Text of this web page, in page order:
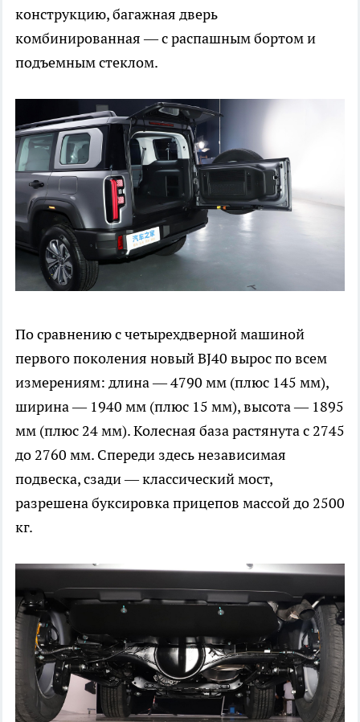
конструкцию, багажная дверь
комбинированная — с распашным бортом и
подъемным стеклом.
По сравнению с четырехдверной машиной
первого поколения новый BJ40 вырос по всем
измерениям: длина — 4790 мм (плюс 145 мм),
ширина — 1940 мм (плюс 15 мм), высота — 1895
мм (плюс 24 мм). Колесная база растянута с 2745
до 2760 мм. Спереди здесь независимая
подвеска, сзади — классический мост,
разрешена буксировка прицепов массой до 2500
кг.